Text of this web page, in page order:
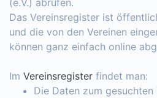
Das Vereinsregister ist
und die von den Vereinen
können ganz einfach online
Im Vereinsregister findet man:
Die Daten zum gesuchten